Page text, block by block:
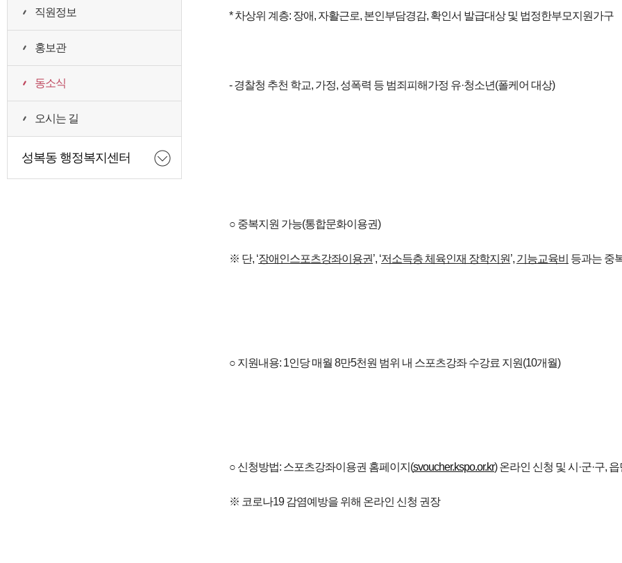
직원정보
홍보관
동소식
오시는 길
성복동 행정복지센터
* 차상위 계층: 장애, 자활근로, 본인부담경감, 확인서 발급대상 및 법정한부모지원가구
- 경찰청 추천 학교, 가정, 성폭력 등 범죄피해가정 유·청소년(폴케어 대상)
○ 중복지원 가능(통합문화이용권)
※ 단, ‘장애인스포츠강좌이용권’, ‘저소득층 체육인재 장학지원’, 기능교육비 등과는 중
○ 지원내용: 1인당 매월 8만5천원 범위 내 스포츠강좌 수강료 지원(10개월)
○ 신청방법: 스포츠강좌이용권 홈페이지(svoucher.kspo.or.kr) 온라인 신청 및 시·군·구,
※ 코로나19 감염예방을 위해 온라인 신청 권장